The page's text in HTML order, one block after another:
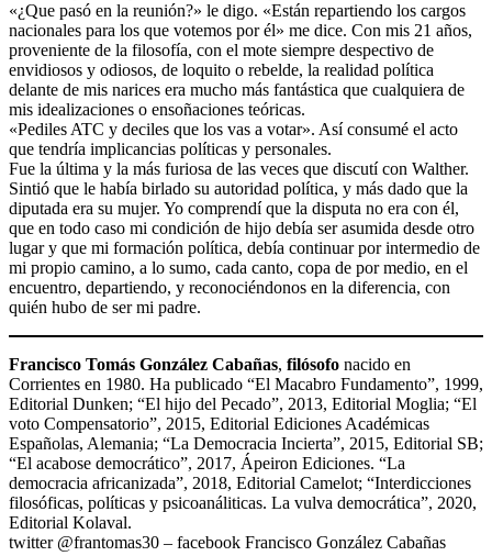
«¿Que pasó en la reunión?» le digo. «Están repartiendo los cargos
nacionales para los que votemos por él» me dice. Con mis 21 años,
proveniente de la filosofía, con el mote siempre despectivo de
envidiosos y odiosos, de loquito o rebelde, la realidad política
delante de mis narices era mucho más fantástica que cualquiera de
mis idealizaciones o ensoñaciones teóricas.
«Pediles ATC y deciles que los vas a votar». Así consumé el acto
que tendría implicancias políticas y personales.
Fue la última y la más furiosa de las veces que discutí con Walther.
Sintió que le había birlado su autoridad política, y más dado que la
diputada era su mujer. Yo comprendí que la disputa no era con él,
que en todo caso mi condición de hijo debía ser asumida desde otro
lugar y que mi formación política, debía continuar por intermedio de
mi propio camino, a lo sumo, cada canto, copa de por medio, en el
encuentro, departiendo, y reconociéndonos en la diferencia, con
quién hubo de ser mi padre.
Francisco Tomás González Cabañas, filósofo nacido en
Corrientes en 1980. Ha publicado “El Macabro Fundamento”, 1999,
Editorial Dunken; “El hijo del Pecado”, 2013, Editorial Moglia; “El
voto Compensatorio”, 2015, Editorial Ediciones Académicas
Españolas, Alemania; “La Democracia Incierta”, 2015, Editorial SB;
“El acabose democrático”, 2017, Ápeiron Ediciones. “La
democracia africanizada”, 2018, Editorial Camelot; “Interdicciones
filosóficas, políticas y psicoanáliticas. La vulva democrática”, 2020,
Editorial Kolaval.
twitter @frantomas30 – facebook Francisco González Cabañas